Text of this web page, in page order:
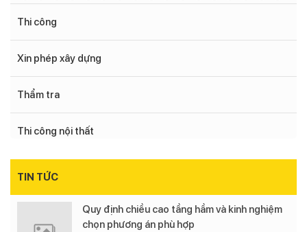
Thi công
Xin phép xây dựng
Thẩm tra
Thi công nội thất
TIN TỨC
Quy định chiều cao tầng hầm và kinh nghiệm
chọn phương án phù hợp